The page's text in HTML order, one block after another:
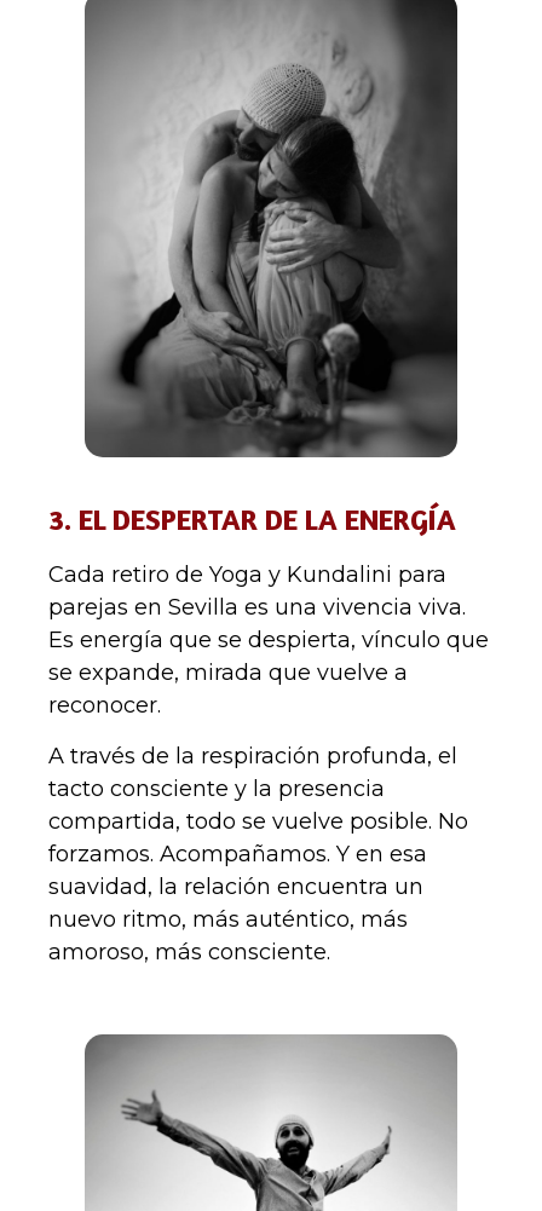
3. EL DESPERTAR DE LA ENERGÍA
Cada retiro de Yoga y Kundalini para
parejas en Sevilla es una vivencia viva.
Es energía que se despierta, vínculo que
se expande, mirada que vuelve a
reconocer.
A través de la respiración profunda, el
tacto consciente y la presencia
compartida, todo se vuelve posible. No
forzamos. Acompañamos. Y en esa
suavidad, la relación encuentra un
nuevo ritmo, más auténtico, más
amoroso, más consciente.